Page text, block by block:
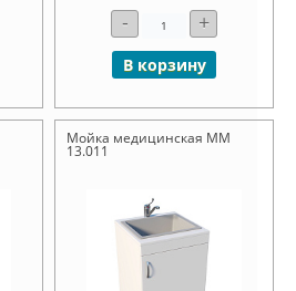
- +
В корзину
Мойка медицинская ММ
13.011